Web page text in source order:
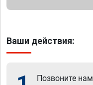
Ваши действия:
Позвоните нам